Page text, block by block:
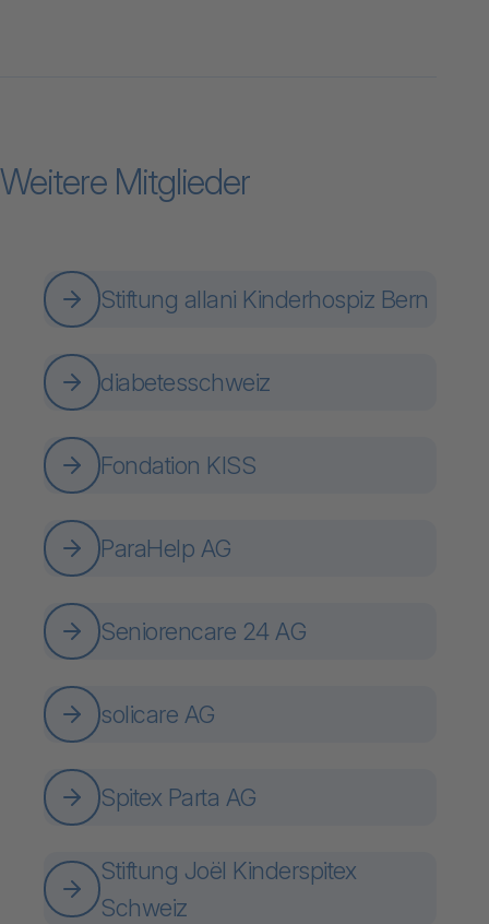
Weitere Mitglieder
Stiftung allani Kinderhospiz Bern
diabetesschweiz
Fondation KISS
ParaHelp AG
Seniorencare 24 AG
solicare AG
Spitex Parta AG
Stiftung Joël Kinderspitex
Schweiz